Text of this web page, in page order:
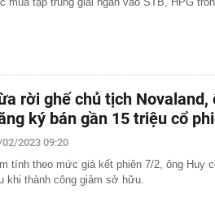
rời ghế chủ tịch Novaland,
ký bán gần 15 triệu cổ
2023 09:20
tính theo mức giá kết phiên 7/2, ông Huy
khi thành công giảm sở hữu.